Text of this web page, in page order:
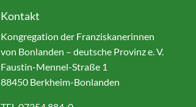
Kontakt
Kongregation der Franziskanerinnen
von Bonlanden – deutsche Provinz e. V.
Faustin-Mennel-Straße 1
88450 Berkheim-Bonlanden